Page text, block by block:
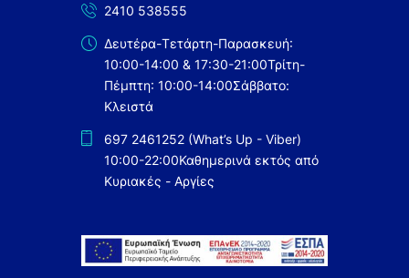
2410 538555
Δευτέρα-Τετάρτη-Παρασκευή:
10:00-14:00 & 17:30-21:00Τρίτη-
Πέμπτη: 10:00-14:00Σάββατο:
Κλειστά
697 2461252 (What’s Up - Viber)
10:00-22:00Καθημερινά εκτός από
Κυριακές - Αργίες